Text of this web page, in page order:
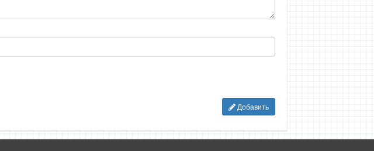
Добавить